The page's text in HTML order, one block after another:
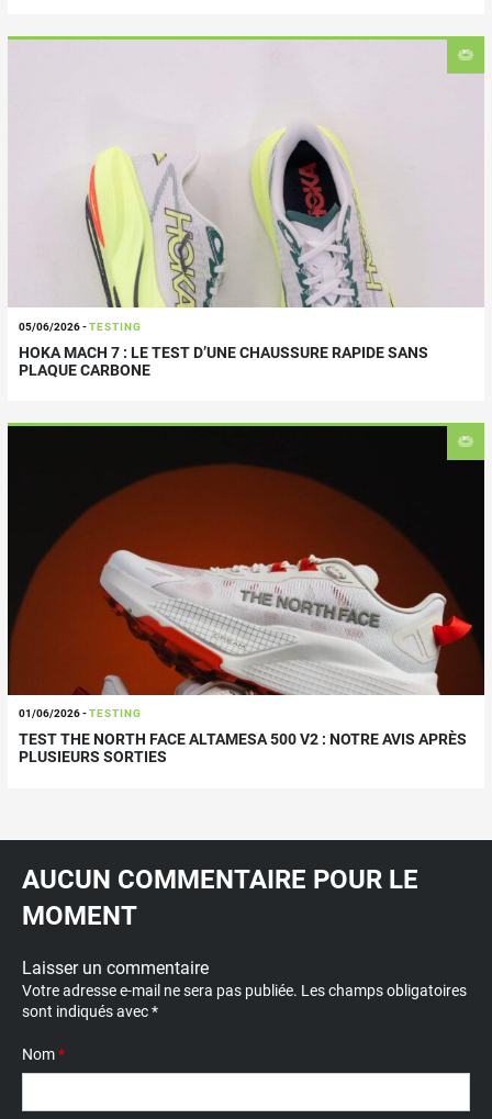
05/06/2026-TESTING
HOKA MACH 7 : LE TEST D’UNE CHAUSSURE RAPIDE SANS
PLAQUE CARBONE
01/06/2026-TESTING
TEST THE NORTH FACE ALTAMESA 500 V2 : NOTRE AVIS APRÈS
PLUSIEURS SORTIES
AUCUN COMMENTAIRE POUR LE
MOMENT
Laisser un commentaire
Votre adresse e-mail ne sera pas publiée. Les champs obligatoires
sont indiqués avec*
Nom*